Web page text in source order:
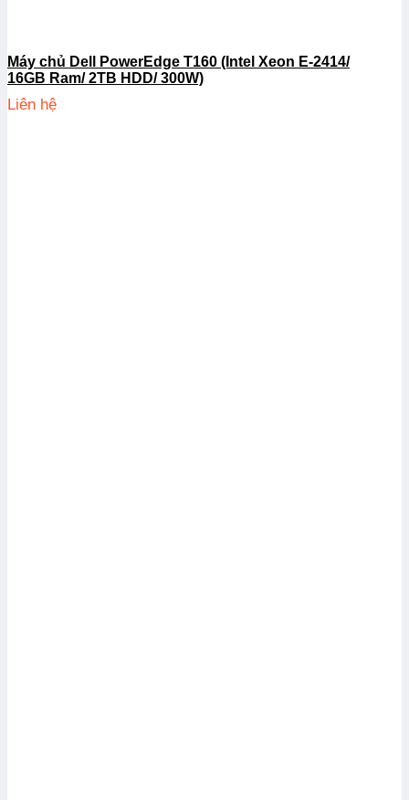
Máy chủ Dell PowerEdge T160 (Intel Xeon E-2414/
16GB Ram/ 2TB HDD/ 300W)
Liên hệ